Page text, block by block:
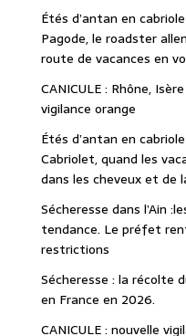
Étés d’antan en
Pagode, le roadster
route de vacances en
CANICULE : Rhône,
vigilance orange
Étés d’antan en
Cabriolet, quand les
dans les cheveux et de
Sécheresse dans l’Ain
tendance. Le préfet
restrictions
Sécheresse : la récolte
en France en 2026.
CANICULE : nouvelle